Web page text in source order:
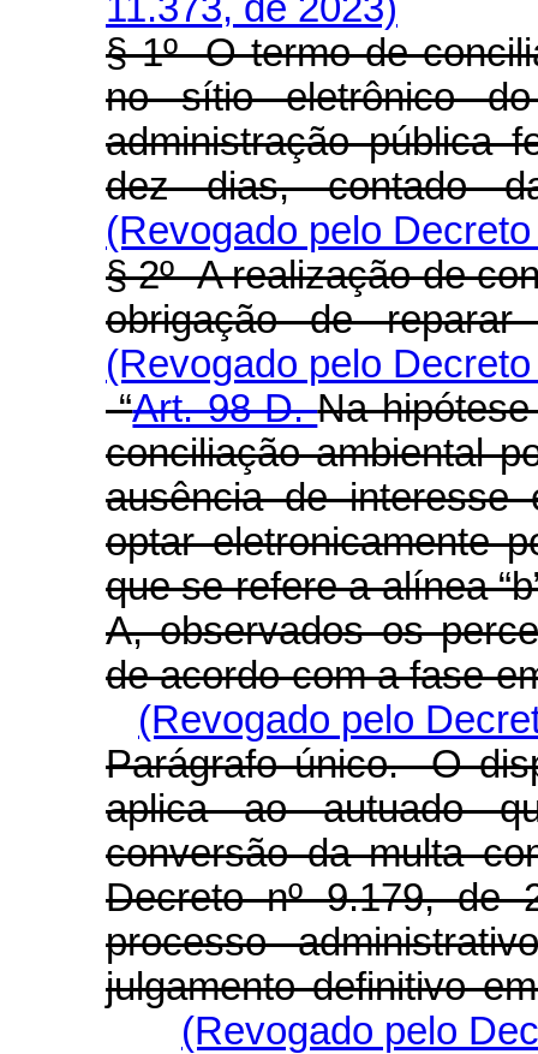
§ 1º O termo de
no sítio eletrônico
administração pública
dez dias, contado
(Revogado pelo
§ 2º A realização de
obrigação de
(Revogado pelo
“Art. 98-D.Na
conciliação ambiental
ausência de interesse
optar eletronicamente
que se refere a alínea
A, observados os
de acordo com a fase
(Revogado pelo
Parágrafo único. O
aplica ao autuado
conversão da multa
Decreto nº 9.179, de
processo
julgamento definitivo
(Revogado pelo